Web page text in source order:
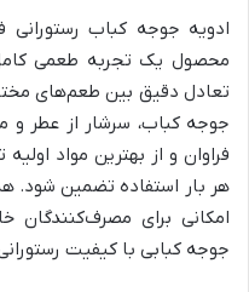
ادویه جوجه کباب
محصول یک تجربه طعمی کامل
تعادل دقیق بین طعم‌های
جوجه کباب، سرشار از عطر و
فراوان و از بهترین مواد
هر بار استفاده تضمین شود.
امکانی برای مصرف‌کنندگان
جوجه کبابی با کیفیت